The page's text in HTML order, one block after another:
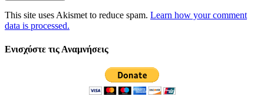
This site uses Akismet to reduce spam. Learn how your comment
data is processed.
Ενισχύστε τις Αναμνήσεις